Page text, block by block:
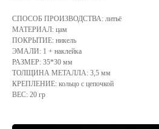
СПОСОБ ПРОИЗВОДСТВА: литьё
МАТЕРИАЛ: цам
ПОКРЫТИЕ: никель
ЭМАЛИ: 1 + наклейка
РАЗМЕР: 35*30 мм
ТОЛЩИНА МЕТАЛЛА: 3,5 мм
КРЕПЛЕНИЕ: кольцо с цепочкой
ВЕС: 20 гр